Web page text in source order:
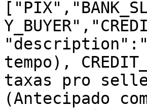
tempo),
taxas pro seller)
(Antecipado